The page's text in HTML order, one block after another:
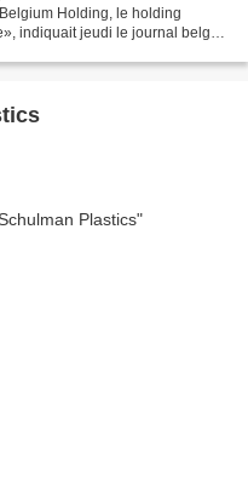
Holding, le holding
indiquait jeudi le journal belge